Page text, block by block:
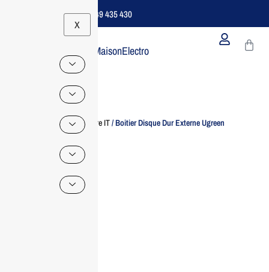
Support B2B Dédié | 06 49 435 430
X
MaisonElectro
Home Accessoire IT/ Boitier Disque Dur Externe Ugreen